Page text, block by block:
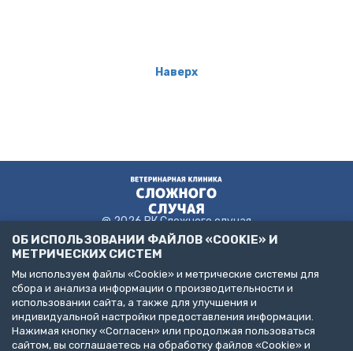
Наверх
@ 2026 ВК Сложного случая
ДЕЛАЙТЕ БИЗНЕС С НАМИ!
Представлена информация об услугах следующих клиник:
Пользовательское соглашение
Политика конфиденциальности
Публичная оферта
ОБ ИСПОЛЬЗОВАНИИ ФАЙЛОВ «COOKIE» И
МЕТРИЧЕСКИХ СИСТЕМ
Мы используем файлы «Cookie» и метрические системы для
сбора и анализа информации о производительности и
использовании сайта, а также для улучшения и
индивидуальной настройки предоставления информации.
Нажимая кнопку «Согласен» или продолжая пользоваться
сайтом, вы соглашаетесь на обработку файлов «Cookie» и